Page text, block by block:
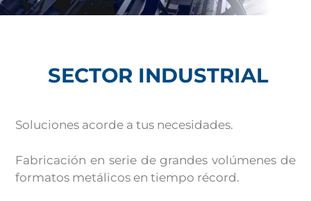
SECTOR INDUSTRIAL
Soluciones acorde a tus necesidades.
Fabricación en serie de grandes volúmenes de
formatos metálicos en tiempo récord.